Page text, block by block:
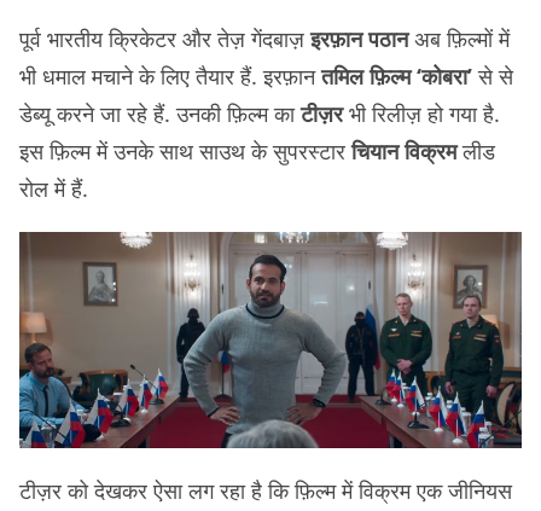
पूर्व भारतीय क्रिकेटर और तेज़ गेंदबाज़इरफ़ान पठानअब फ़िल्मों में
भी धमाल मचाने के लिए तैयार हैं. इरफ़ानतमिल फ़िल्म ‘कोबरा’से से
डेब्यू करने जा रहे हैं. उनकी फ़िल्म काटीज़रभी रिलीज़ हो गया है.
इस फ़िल्म में उनके साथ साउथ के सुपरस्टारचियान विक्रमलीड
रोल में हैं.
टीज़र को देखकर ऐसा लग रहा है कि फ़िल्म में विक्रम एक जीनियस